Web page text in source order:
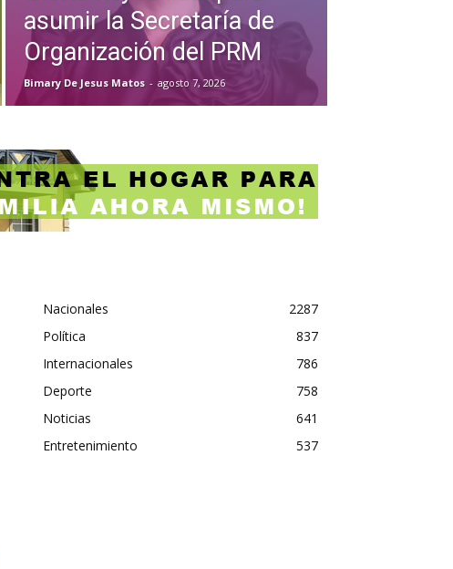
asumir la Secretaría de
Organización del PRM
Bimary De Jesus Matos - agosto 7, 2026
Nacionales
2287
Política
837
Internacionales
786
Deporte
758
Noticias
641
Entretenimiento
537